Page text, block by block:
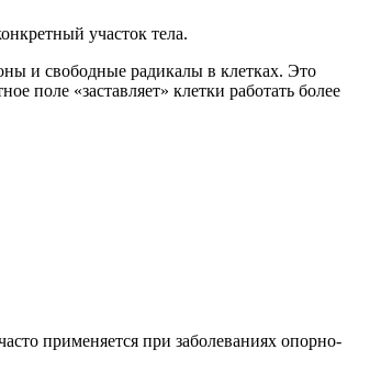
участок тела.
и свободные радикалы в клетках. Это
«заставляет» клетки работать более
применяется при заболеваниях опорно-